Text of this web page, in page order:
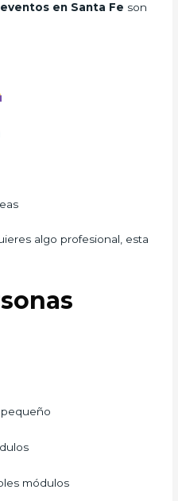
en Santa Fe son
algo profesional, esta
módulos